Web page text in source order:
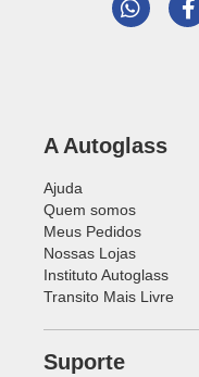
A Autoglass
Ajuda
Quem somos
Meus Pedidos
Nossas Lojas
Instituto Autoglass
Transito Mais Livre
Suporte